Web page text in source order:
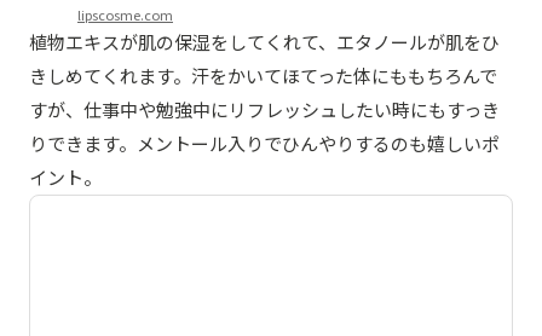
lipscosme.com
植物エキスが肌の保湿をしてくれて、エタノールが肌をひ
きしめてくれます。汗をかいてほてった体にももちろんで
すが、仕事中や勉強中にリフレッシュしたい時にもすっき
りできます。メントール入りでひんやりするのも嬉しいポ
イント。